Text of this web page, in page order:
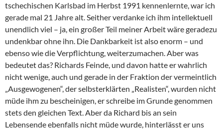
tschechischen Karlsbad im Herbst 1991 kennenlernte, war ich
gerade mal 21 Jahre alt. Seither verdanke ich ihm intellektuell
unendlich viel – ja, ein großer Teil meiner Arbeit wäre geradezu
undenkbar ohne ihn. Die Dankbarkeit ist also enorm – und
ebenso wie die Verpflichtung, weiterzumachen. Aber was
bedeutet das? Richards Feinde, und davon hatte er wahrlich
nicht wenige, auch und gerade in der Fraktion der vermeintlich
„Ausgewogenen“, der selbsterklärten „Realisten“, wurden nicht
müde ihm zu bescheinigen, er schreibe im Grunde genommen
stets den gleichen Text. Aber da Richard bis an sein
Lebensende ebenfalls nicht müde wurde, hinterlässt er uns